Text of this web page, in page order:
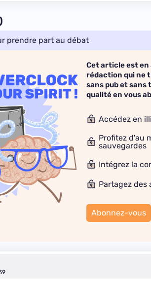
prendre part au débat
Cet article est en
rédaction qui ne
sans pub et sans
qualité en vous
Accédez en
Profitez d'au
sauvegardes
Intégrez la
Partagez des
Abonnez-vous